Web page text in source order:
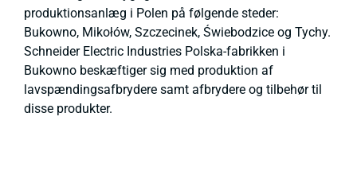
produktionsanlæg i Polen på følgende steder:
Bukowno, Mikołów, Szczecinek, Świebodzice og Tychy.
Schneider Electric Industries Polska-fabrikken i
Bukowno beskæftiger sig med produktion af
lavspændingsafbrydere samt afbrydere og tilbehør til
disse produkter.